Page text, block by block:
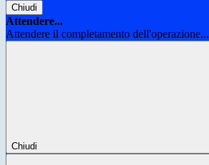
Chiudi
Attendere...
Attendere il completamento dell'operazione...
Chiudi